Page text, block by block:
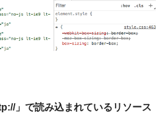
」で読み込まれているリソース